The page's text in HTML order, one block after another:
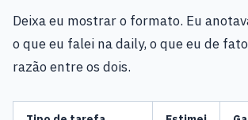
Deixa eu mostrar o formato. Eu
o que eu falei na daily, o que eu de
razão entre os dois.